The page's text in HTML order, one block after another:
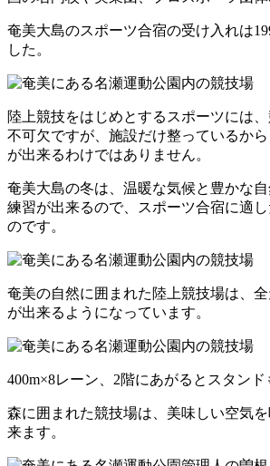
奄美大島のスポーツ合宿の受け入れは
した。
陸上競技をはじめとするスポーツには
不可欠ですが、 施設だけ整っているか
が出来るわけではありません。
奄美大島の冬は、温暖な気候と豊かな
練習が出来るので、スポーツ合宿に適
のです。
奄美の自然に囲まれた陸上競技場は、
が出来るようになっています。
400m×8レーン、2階にあがるとスタンド
森に囲まれた競技場は、美味しい空気
来ます。